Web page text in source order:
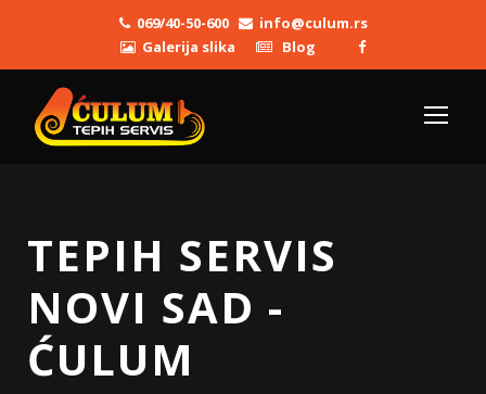
069/40-50-600
info@culum.rs
Galerija slika
Blog
TEPIH SERVIS
NOVI SAD -
ĆULUM